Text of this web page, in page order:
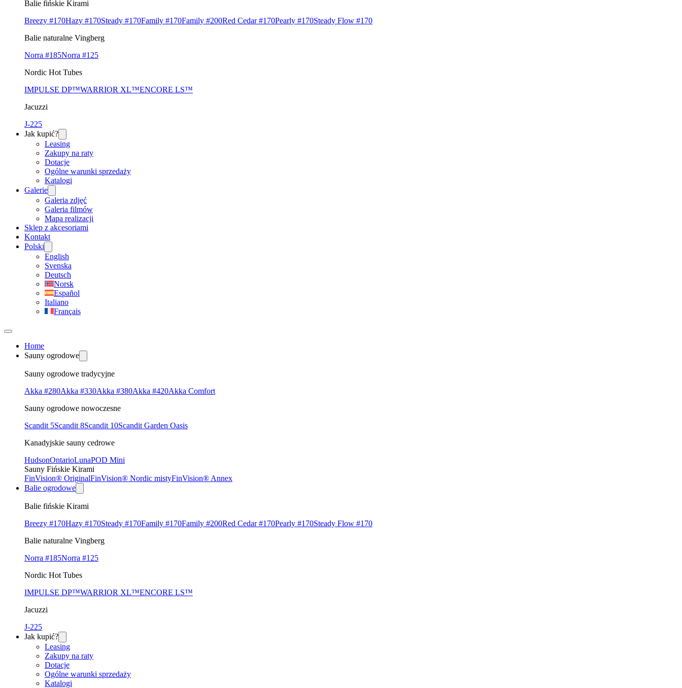
Balie fińskie Kirami
Breezy #170Hazy #170Steady #170Family #170Family #200Red Cedar #170Pearly #170Steady Flow #170
Balie naturalne Vingberg
Norra #185Norra #125
Nordic Hot Tubes
IMPULSE DP™WARRIOR XL™ENCORE LS™
Jacuzzi
J-225
Jak kupić?
Leasing
Zakupy na raty
Dotacje
Ogólne warunki sprzedaży
Katalogi
Galerie
Galeria zdjęć
Galeria filmów
Mapa realizacji
Sklep z akcesoriami
Kontakt
Polski
English
Svenska
Deutsch
Norsk
Español
Italiano
Français
Home
Sauny ogrodowe
Sauny ogrodowe tradycyjne
Akka #280Akka #330Akka #380Akka #420Akka Comfort
Sauny ogrodowe nowoczesne
Scandit 5Scandit 8Scandit 10Scandit Garden Oasis
Kanadyjskie sauny cedrowe
HudsonOntarioLunaPOD Mini
Sauny Fińskie Kirami
FinVision® OriginalFinVision® Nordic mistyFinVision® Annex
Balie ogrodowe
Balie fińskie Kirami
Breezy #170Hazy #170Steady #170Family #170Family #200Red Cedar #170Pearly #170Steady Flow #170
Balie naturalne Vingberg
Norra #185Norra #125
Nordic Hot Tubes
IMPULSE DP™WARRIOR XL™ENCORE LS™
Jacuzzi
J-225
Jak kupić?
Leasing
Zakupy na raty
Dotacje
Ogólne warunki sprzedaży
Katalogi